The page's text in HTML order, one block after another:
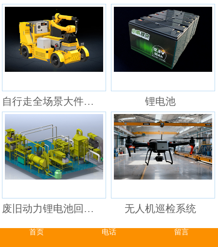
自行走全场景大件焊接机器人 锂电池
废旧动力锂电池回收处理系统 无人机巡检系统
首页 电话 留言